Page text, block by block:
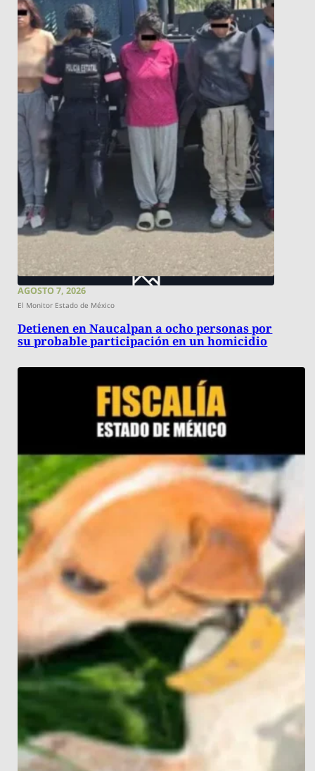
AGOSTO 7, 2026
El Monitor Estado de México
Detienen en Naucalpan a ocho personas por
su probable participación en un homicidio